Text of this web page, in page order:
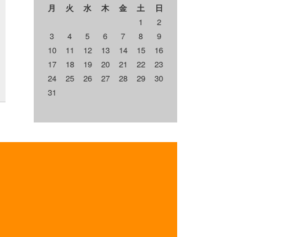
月
火 水 木 金 土
日
1
2
3
4 5 6 7 8
9
10
11 12 13 14 15
16
17
18 19 20 21 22
23
24
25 26 27 28 29
30
31